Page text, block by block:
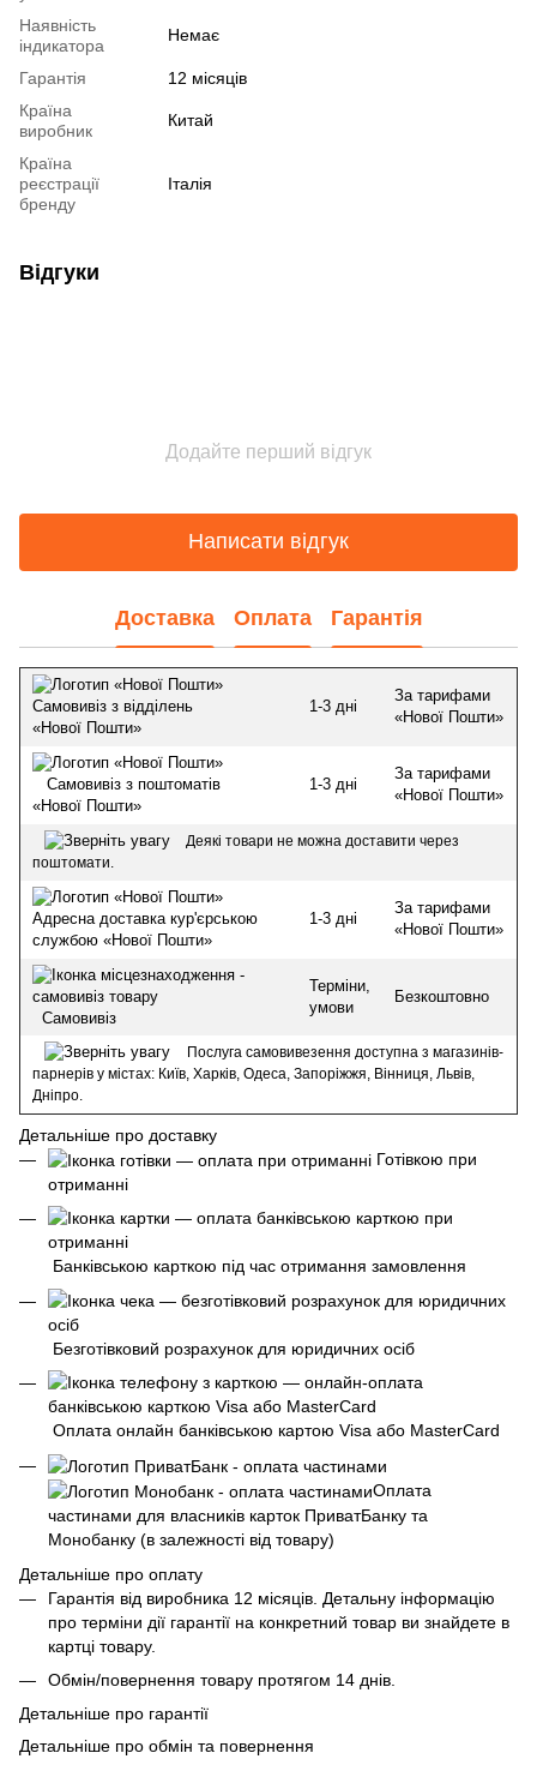
Наявність
індикатора
Немає
Гарантія
12 місяців
Країна
виробник
Китай
Країна
реєстрації
бренду
Італія
Відгуки
Додайте перший відгук
Написати відгук
Доставка Оплата Гарантія
Самовивіз з відділень
«Нової Пошти»
1-3 дні
За тарифами
«Нової Пошти»
Самовивіз з поштоматів
«Нової Пошти»
1-3 дні
За тарифами
«Нової Пошти»
Деякі товари не можна доставити через
поштомати.
Адресна доставка кур'єрською
службою «Нової Пошти»
1-3 дні
За тарифами
«Нової Пошти»
Самовивіз
Терміни,
умови
Безкоштовно
Послуга самовивезення доступна з магазинів-
парнерів у містах: Київ, Харків, Одеса, Запоріжжя, Вінниця, Львів,
Дніпро.
Детальніше про доставку
Готівкою при
отриманні
Банківською карткою під час отримання замовлення
Безготівковий розрахунок для юридичних осіб
Оплата онлайн банківською картою Visa або MasterCard
Оплата
частинами для власників карток ПриватБанку та
Монобанку (в залежності від товару)
Детальніше про оплату
Гарантія від виробника 12 місяців. Детальну інформацію
про терміни дії гарантії на конкретний товар ви знайдете в
картці товару.
Обмін/повернення товару протягом 14 днів.
Детальніше про гарантії
Детальніше про обмін та повернення